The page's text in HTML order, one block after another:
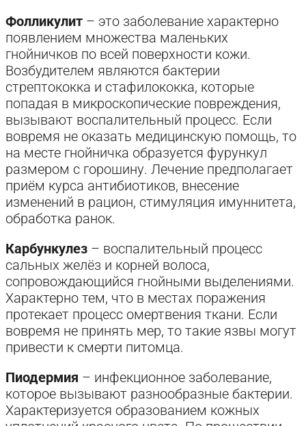
Фолликулит – это заболевание характерно
появлением множества маленьких
гнойничков по всей поверхности кожи.
Возбудителем являются бактерии
стрептококка и стафилококка, которые
попадая в микроскопические повреждения,
вызывают воспалительный процесс. Если
вовремя не оказать медицинскую помощь, то
на месте гнойничка образуется фурункул
размером с горошину. Лечение предполагает
приём курса антибиотиков, внесение
изменений в рацион, стимуляция имуннитета,
обработка ранок.
Карбункулез – воспалительный процесс
сальных желёз и корней волоса,
сопровождающийся гнойными выделениями.
Характерно тем, что в местах поражения
протекает процесс омертвения ткани. Если
вовремя не принять мер, то такие язвы могут
привести к смерти питомца.
Пиодермия – инфекционное заболевание,
которое вызывают разнообразные бактерии.
Характеризуется образованием кожных